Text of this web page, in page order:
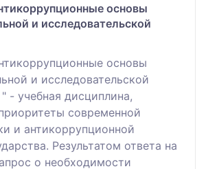
основы
и исследовательской
основы
и исследовательской
- учебная дисциплина,
современной
и антикоррупционной
Результатом ответа на
о необходимости